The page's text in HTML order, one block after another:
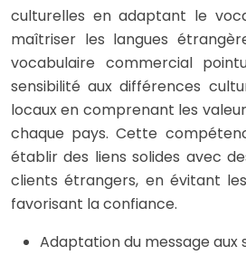
culturelles en adaptant le
maîtriser les langues
vocabulaire commercial
sensibilité aux différences
locaux en comprenant les
chaque pays. Cette
établir des liens solides avec
clients étrangers, en évitant
favorisant la confiance.
Adaptation du message aux